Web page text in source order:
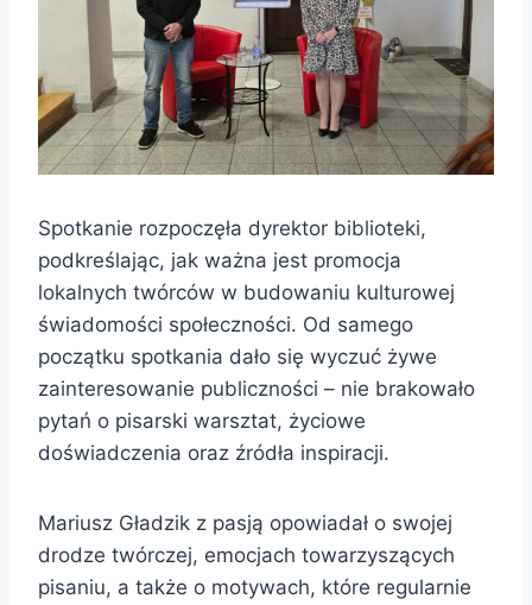
Spotkanie rozpoczęła dyrektor biblioteki,
podkreślając, jak ważna jest promocja
lokalnych twórców w budowaniu kulturowej
świadomości społeczności. Od samego
początku spotkania dało się wyczuć żywe
zainteresowanie publiczności – nie brakowało
pytań o pisarski warsztat, życiowe
doświadczenia oraz źródła inspiracji.
Mariusz Gładzik z pasją opowiadał o swojej
drodze twórczej, emocjach towarzyszących
pisaniu, a także o motywach, które regularnie